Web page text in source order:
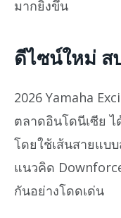
มากยิ่งขึ้น
ดีไซน์ใหม่ ส
2026 Yamaha
ตลาดอินโดนีเซีย
โดยใช้เส้นสายแบ
แนวคิด
กันอย่างโดดเด่น